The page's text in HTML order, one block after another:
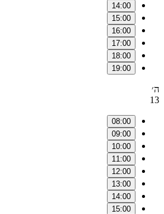
14:00
15:00
16:00
17:00
18:00
19:00
ה׳
13
08:00
09:00
10:00
11:00
12:00
13:00
14:00
15:00